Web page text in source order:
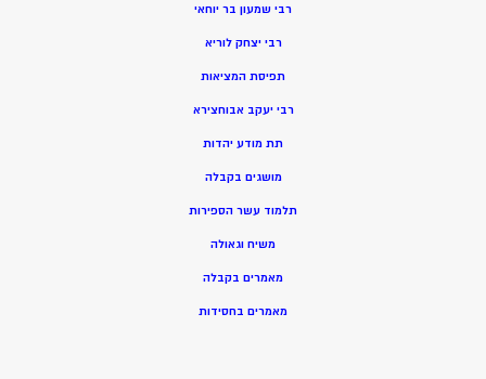
רבי שמעון בר יוחאי
רבי יצחק לוריא
תפיסת המציאות
רבי יעקב אבוחצירא
תת מודע יהדות
מושגים בקבלה
תלמוד עשר הספירות
משיח וגאולה
מאמרים בקבלה
מאמרים בחסידות